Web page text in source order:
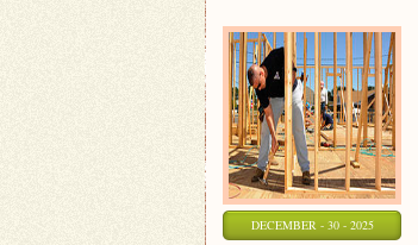
DECEMBER - 30 - 2025